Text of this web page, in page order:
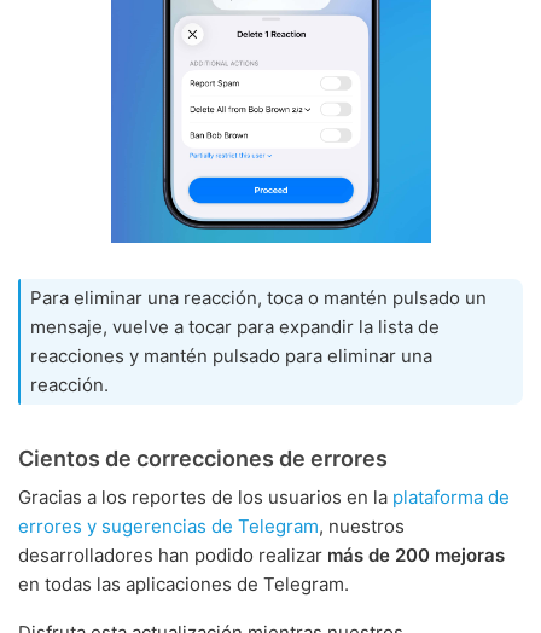
Para eliminar una reacción, toca o mantén pulsado un
mensaje, vuelve a tocar para expandir la lista de
reacciones y mantén pulsado para eliminar una
reacción.
Cientos de correcciones de errores
Gracias a los reportes de los usuarios en la plataforma de
errores y sugerencias de Telegram, nuestros
desarrolladores han podido realizar más de 200 mejoras
en todas las aplicaciones de Telegram.